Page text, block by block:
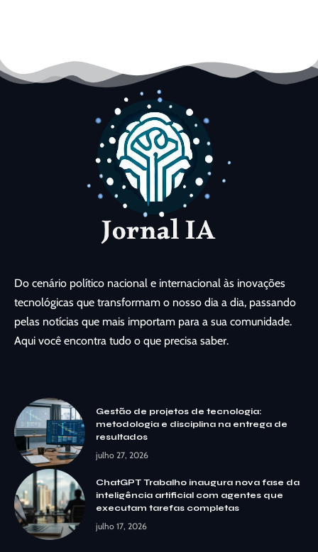
Do cenário político nacional e internacional às inovações
tecnológicas que transformam o nosso dia a dia, passando
pelas notícias que mais importam para a sua comunidade.
Aqui você encontra tudo o que precisa saber.
Gestão de projetos de tecnologia:
metodologia e disciplina na entrega de
resultados
julho 27, 2026
ChatGPT Trabalho inaugura nova fase da
inteligência artificial com agentes que
executam tarefas completas
julho 17, 2026